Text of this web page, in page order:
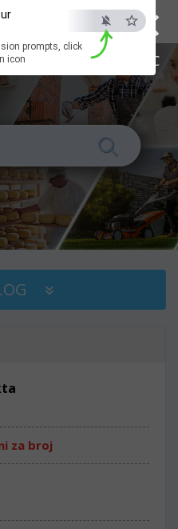
×
ESC
prompts, click
icon
za broj